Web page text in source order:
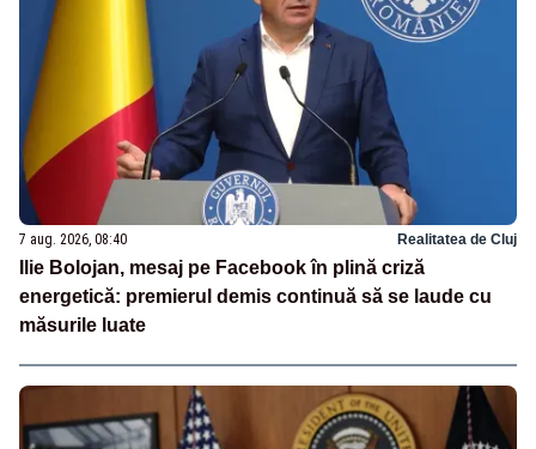
7 aug. 2026, 08:40 Realitatea de Cluj
Ilie Bolojan, mesaj pe Facebook în plină criză
energetică: premierul demis continuă să se laude cu
măsurile luate